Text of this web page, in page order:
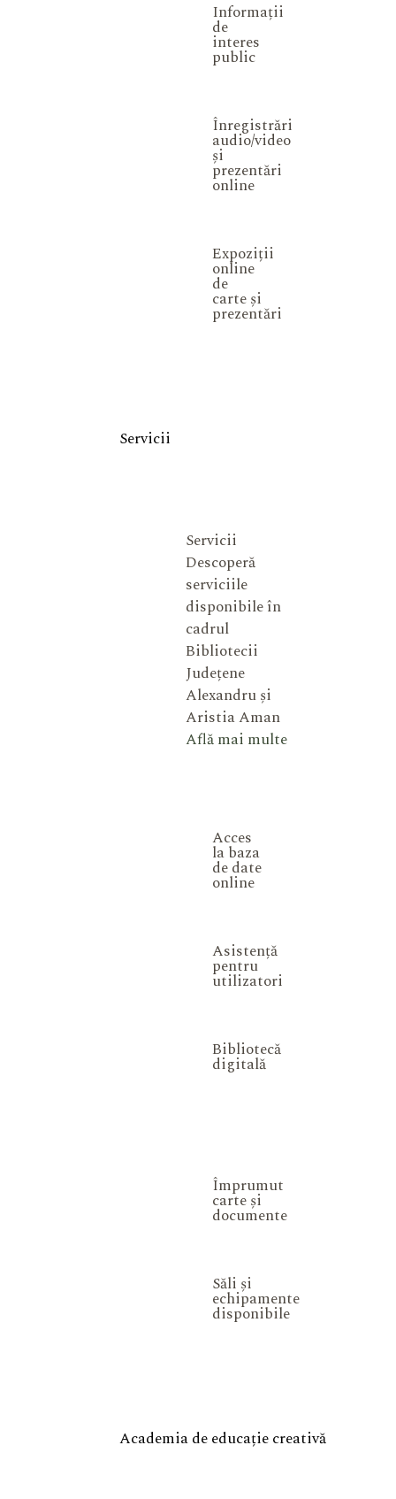
Informații
de
interes
public
Înregistrări
audio/video
și
prezentări
online
Expoziții
online
de
carte și
prezentări
Servicii
Servicii
Descoperă
serviciile
disponibile în
cadrul
Bibliotecii
Județene
Alexandru și
Aristia Aman
Află mai multe
Acces
la baza
de date
online
Asistență
pentru
utilizatori
Bibliotecă
digitală
Împrumut
carte și
documente
Săli și
echipamente
disponibile
Academia de educație creativă